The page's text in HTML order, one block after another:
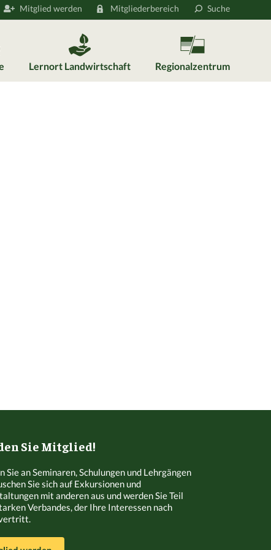
Mitglied werden Mitgliederbereich Suche
Lernort Landwirtschaft Regionalzentrum
Sie Mitglied!
Sie an Seminaren, Schulungen und Lehrgängen
Sie sich auf Exkursionen und
mit anderen aus und werden Sie Teil
Verbandes, der Ihre Interessen nach